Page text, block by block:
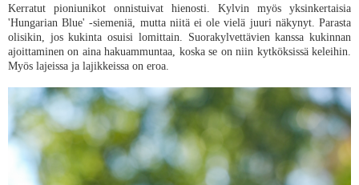
Kerratut pioniunikot onnistuivat hienosti. Kylvin myös yksinkertaisia
'Hungarian Blue' -siemeniä, mutta niitä ei ole vielä juuri näkynyt. Parasta
olisikin, jos kukinta osuisi lomittain. Suorakylvettävien kanssa kukinnan
ajoittaminen on aina hakuammuntaa, koska se on niin kytköksissä keleihin.
Myös lajeissa ja lajikkeissa on eroa.